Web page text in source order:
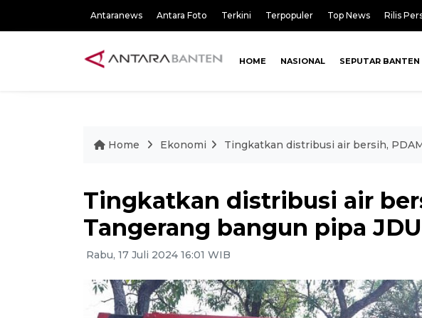
Antaranews Antara Foto Terkini Terpopuler Top News Rilis
HOME NASIONAL SEPUTAR BANTEN
Home Ekonomi Tingkatkan distribusi air bersih,
Tingkatkan distribusi air
Tangerang bangun pipa JDU
Rabu, 17 Juli 2024 16:01 WIB